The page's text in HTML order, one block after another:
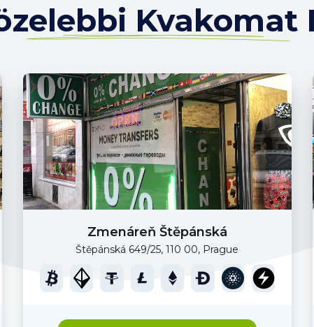
Kvakomat
Zmenáreň Štěpánská
Štěpánská 649/25, 110 00, Prague